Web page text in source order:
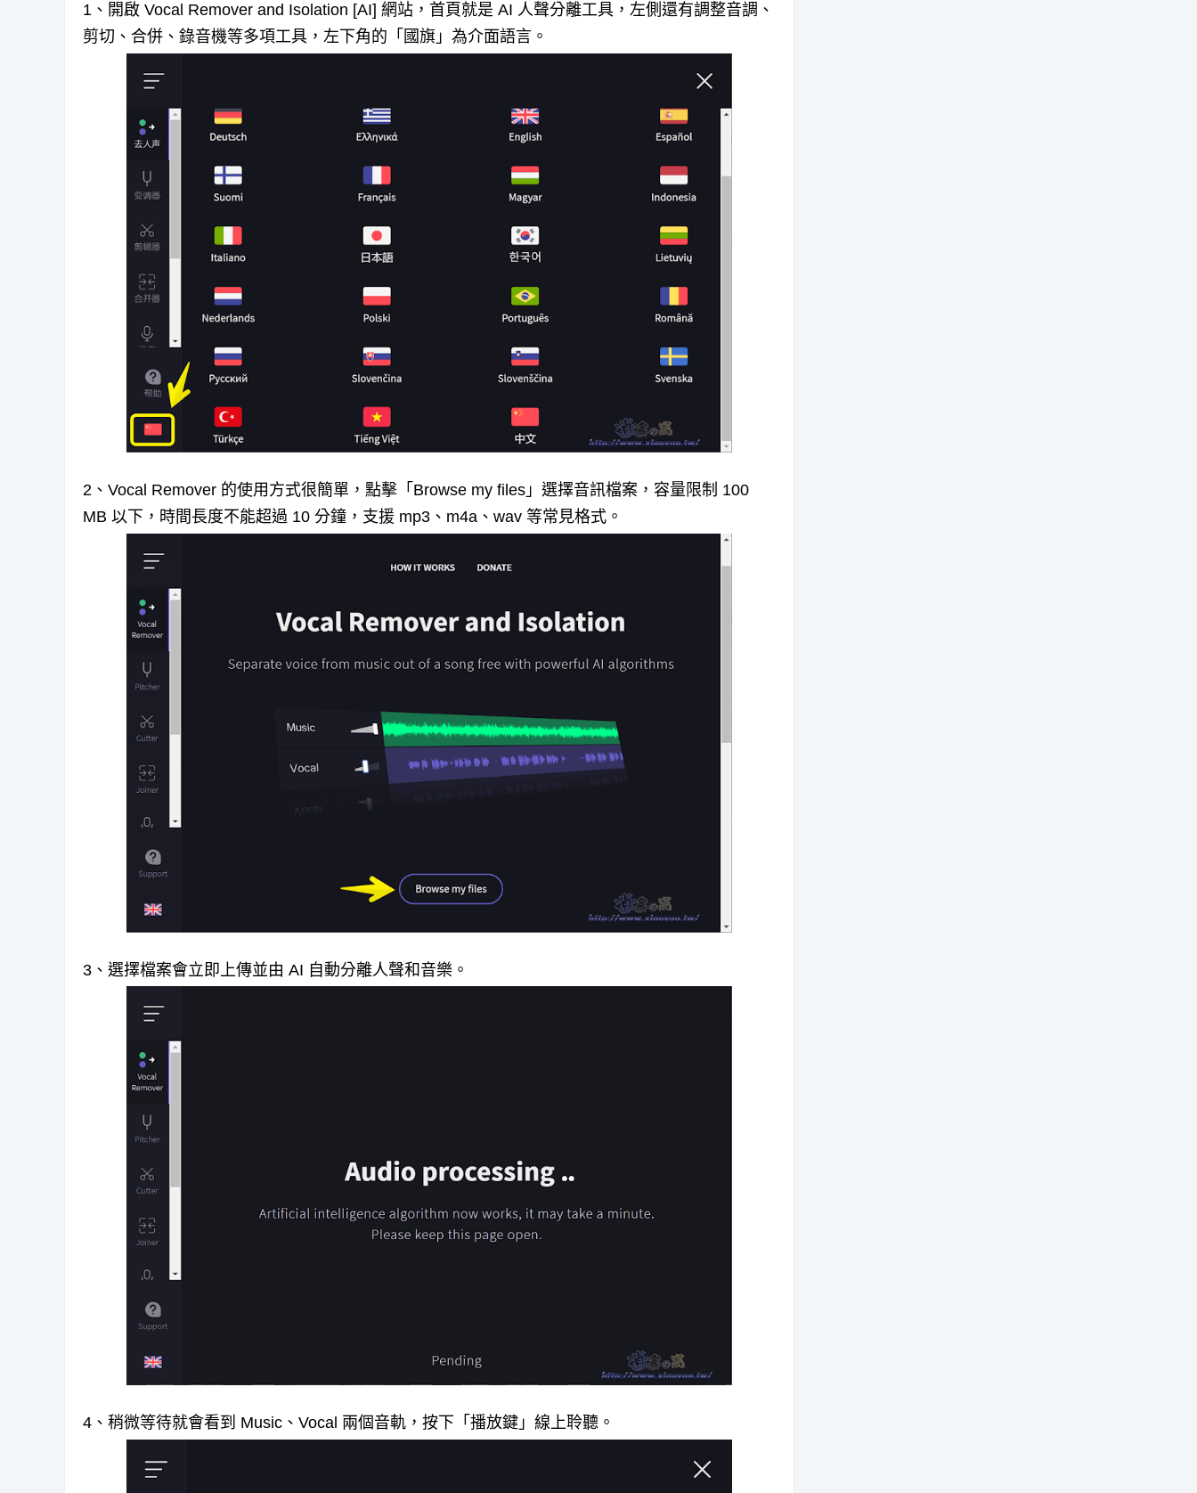
1、開啟 Vocal Remover and Isolation [AI] 網站，首頁就是 AI 人聲分離工具，左側還有調整音調、
剪切、合併、錄音機等多項工具，左下角的「國旗」為介面語言。
2、Vocal Remover 的使用方式很簡單，點擊「Browse my files」選擇音訊檔案，容量限制 100
MB 以下，時間長度不能超過 10 分鐘，支援 mp3、m4a、wav 等常見格式。
3、選擇檔案會立即上傳並由 AI 自動分離人聲和音樂。
4、稍微等待就會看到 Music、Vocal 兩個音軌，按下「播放鍵」線上聆聽。